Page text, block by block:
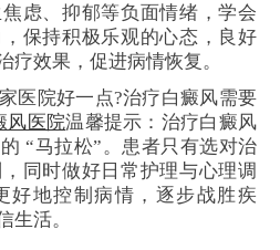
虑、抑郁等负面情绪，学会
保持积极乐观的心态，良好
疗效果，促进病情恢复。
院好一点?治疗白癜风需要
风医院温馨提示：治疗白癜风
“马拉松”。患者只有选对治
同时做好日常护理与心理调
好地控制病情，逐步战胜疾
生活。